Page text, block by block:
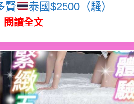
賢 泰國$2500（騷）
閱讀全文